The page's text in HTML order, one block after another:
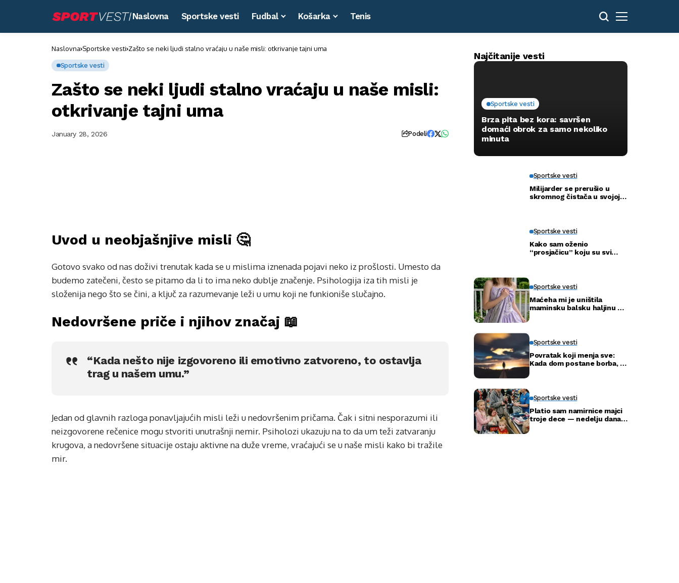
Naslovna Sportske vesti Fudbal Košarka Tenis
Naslovna Sportske vesti Zašto se neki ljudi stalno vraćaju u naše misli: otkrivanje tajni uma
Sportske vesti
Zašto se neki ljudi stalno vraćaju u naše misli:
otkrivanje tajni uma
January 28, 2026 Podeli
Uvod u neobjašnjive misli 🤔
Gotovo svako od nas doživi trenutak kada se u mislima iznenada pojavi neko iz prošlosti. Umesto da
budemo zatečeni, često se pitamo da li to ima neko dublje značenje. Psihologija iza tih misli je
složenija nego što se čini, a ključ za razumevanje leži u umu koji ne funkioniše slučajno.
Nedovršene priče i njihov značaj 📖
“Kada nešto nije izgovoreno ili emotivno zatvoreno, to ostavlja
trag u našem umu.”
Jedan od glavnih razloga ponavljajućih misli leži u nedovršenim pričama. Čak i sitni nesporazumi ili
neizgovorene rečenice mogu stvoriti unutrašnji nemir. Psiholozi ukazuju na to da um teži zatvaranju
krugova, a nedovršene situacije ostaju aktivne na duže vreme, vraćajući se u naše misli kako bi tražile
mir.
Najčitanije vesti
Sportske vesti
Brza pita bez kora: savršen
domaći obrok za samo nekoliko
minuta
Sportske vesti
Milijarder se prerušio u
skromnog čistača u svojoj
Sportske vesti
Kako sam oženio
“prosjačicu” koju su svi
Sportske vesti
Maćeha mi je uništila
maminsku balsku haljinu —
Sportske vesti
Povratak koji menja sve:
Kada dom postane borba, a
Sportske vesti
Platio sam namirnice majci
troje dece — nedelju dana